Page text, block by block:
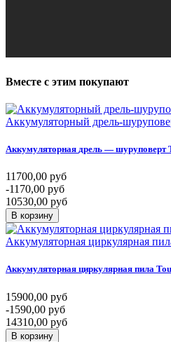
Вместе с этим покупают
Аккумуляторный дрель-
Аккумуляторная дрель — шуруповерт
11700,00 руб
-1170,00 руб
10530,00 руб
В корзину
Аккумуляторная циркулярная
Аккумуляторная циркулярная пила
15900,00 руб
-1590,00 руб
14310,00 руб
В корзину